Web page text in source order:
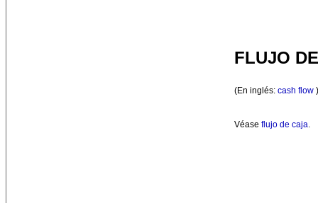
FLUJO
(En inglés: cash flow )
Véase flujo de caja.